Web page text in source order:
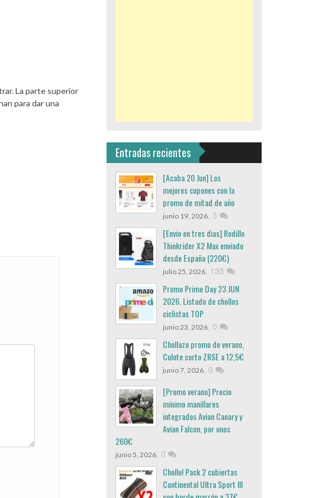
La parte superior
para dar una
Entradas recientes
[Acaba 20 Jun] Los
mejores cupones con la
promo de mitad de año
junio 19, 2026, 3
[Envio en tres dias] Rodillo
Thinkrider X2 Max enviado
desde España (220€)
julio 25, 2026, 135
Promo Prime Day 23 JUN
2026. Listado de chollos
ciclistas TOP
junio 23, 2026, 0
Chollazo promo de verano,
Culote corto ZRSE a 12,5€
junio 7, 2026, 0
[Promo verano] Precio
mínimo manillares
integrados Avian Canary y
Avian Falcon, por unos
260€
junio 5, 2026, 0
Chollo! Pack 2 cubiertas
Continental Ultra Sport III